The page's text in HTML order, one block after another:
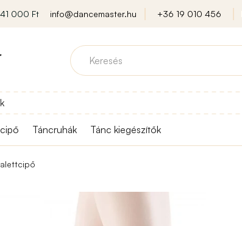
000 Ft info@dancemaster.hu +36 19 010 456
Táncruhák Tánc kiegészítők